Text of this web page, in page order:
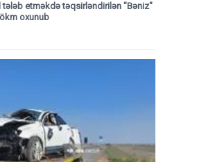
tələb etməkdə təqsirləndirilən "Bəniz"
oxunub